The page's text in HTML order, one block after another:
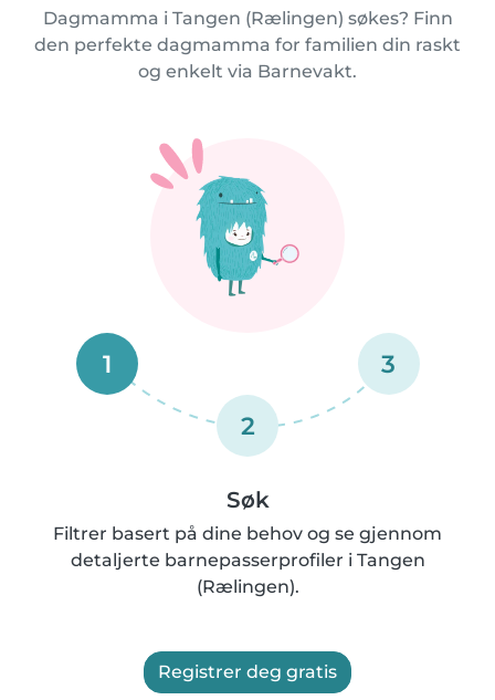
Dagmamma i Tangen (Rælingen) søkes? Finn
den perfekte dagmamma for familien din raskt
og enkelt via Barnevakt.
1
2
3
Søk
Filtrer basert på dine behov og se gjennom
detaljerte barnepasserprofiler i Tangen
(Rælingen).
Registrer deg gratis